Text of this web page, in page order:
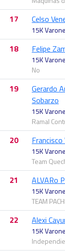
17 Celso
15K
18 Felipe
15K
No
19
Gerardo
Sobarzo
15K
Ramal
20
15K
Team
21 ALVARo
15K
TEAM
22 Alexi
15K